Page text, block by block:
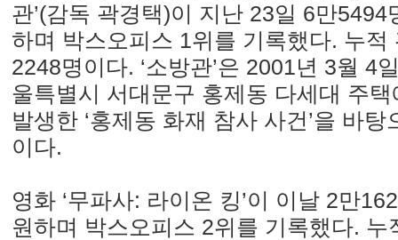
관’(감독 곽경택)이 지난 23일 6만5494
하며 박스오피스 1위를 기록했다. 누적
2248명이다. ‘소방관’은 2001년 3월 4
울특별시 서대문구 홍제동 다세대 주
발생한 ‘홍제동 화재 참사 사건’을 바
이다.
영화 ‘무파사: 라이온 킹’이 이날 2만
원하며 박스오피스 2위를 기록했다. 누